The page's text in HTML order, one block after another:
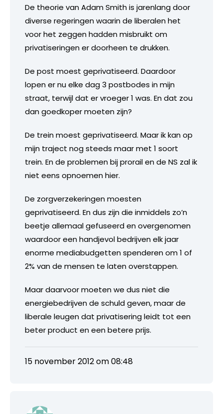
De theorie van Adam Smith is jarenlang door
diverse regeringen waarin de liberalen het
voor het zeggen hadden misbruikt om
privatiseringen er doorheen te drukken.
De post moest geprivatiseerd. Daardoor
lopen er nu elke dag 3 postbodes in mijn
straat, terwijl dat er vroeger 1 was. En dat zou
dan goedkoper moeten zijn?
De trein moest geprivatiseerd. Maar ik kan op
mijn traject nog steeds maar met 1 soort
trein. En de problemen bij prorail en de NS zal ik
niet eens opnoemen hier.
De zorgverzekeringen moesten
geprivatiseerd. En dus zijn die inmiddels zo’n
beetje allemaal gefuseerd en overgenomen
waardoor een handjevol bedrijven elk jaar
enorme mediabudgetten spenderen om 1 of
2% van de mensen te laten overstappen.
Maar daarvoor moeten we dus niet die
energiebedrijven de schuld geven, maar de
liberale leugen dat privatisering leidt tot een
beter product en een betere prijs.
15 november 2012 om 08:48